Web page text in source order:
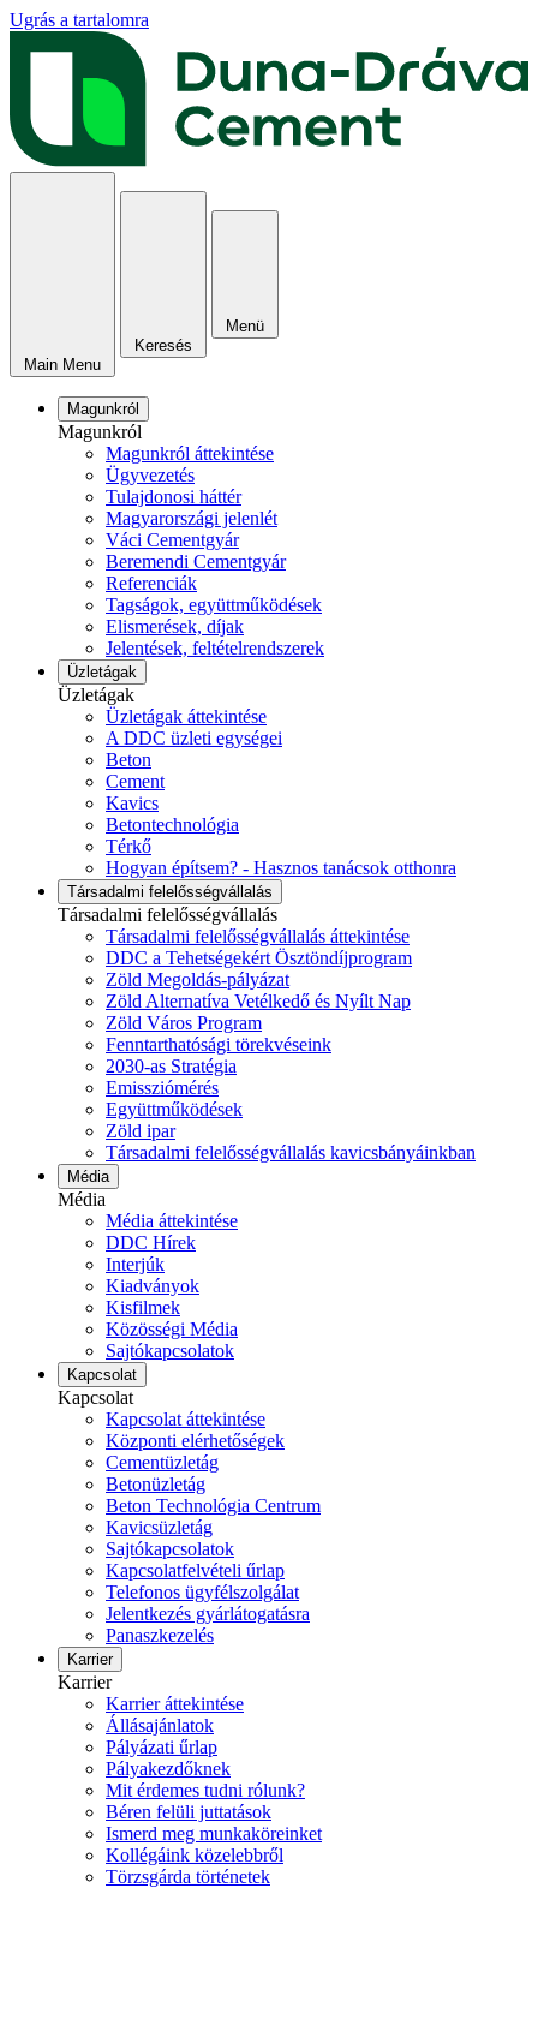
Ugrás a tartalomra
Main Menu
Keresés
Menü
Magunkról
Magunkról
Magunkról áttekintése
Ügyvezetés
Tulajdonosi háttér
Magyarországi jelenlét
Váci Cementgyár
Beremendi Cementgyár
Referenciák
Tagságok, együttműködések
Elismerések, díjak
Jelentések, feltételrendszerek
Üzletágak
Üzletágak
Üzletágak áttekintése
A DDC üzleti egységei
Beton
Cement
Kavics
Betontechnológia
Térkő
Hogyan építsem? - Hasznos tanácsok otthonra
Társadalmi felelősségvállalás
Társadalmi felelősségvállalás
Társadalmi felelősségvállalás áttekintése
DDC a Tehetségekért Ösztöndíjprogram
Zöld Megoldás-pályázat
Zöld Alternatíva Vetélkedő és Nyílt Nap
Zöld Város Program
Fenntarthatósági törekvéseink
2030-as Stratégia
Emissziómérés
Együttműködések
Zöld ipar
Társadalmi felelősségvállalás kavicsbányáinkban
Média
Média
Média áttekintése
DDC Hírek
Interjúk
Kiadványok
Kisfilmek
Közösségi Média
Sajtókapcsolatok
Kapcsolat
Kapcsolat
Kapcsolat áttekintése
Központi elérhetőségek
Cementüzletág
Betonüzletág
Beton Technológia Centrum
Kavicsüzletág
Sajtókapcsolatok
Kapcsolatfelvételi űrlap
Telefonos ügyfélszolgálat
Jelentkezés gyárlátogatásra
Panaszkezelés
Karrier
Karrier
Karrier áttekintése
Állásajánlatok
Pályázati űrlap
Pályakezdőknek
Mit érdemes tudni rólunk?
Béren felüli juttatások
Ismerd meg munkaköreinket
Kollégáink közelebbről
Törzsgárda történetek